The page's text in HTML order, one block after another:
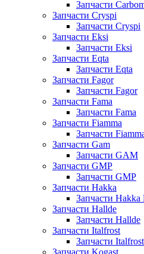
Запчасти
Запчасти Cryspi
Запчасти Cryspi
Запчасти Eksi
Запчасти Eksi
Запчасти Eqta
Запчасти Eqta
Запчасти Fagor
Запчасти Fagor
Запчасти Fama
Запчасти Fama
Запчасти Fiamma
Запчасти
Запчасти Gam
Запчасти GAM
Запчасти GMP
Запчасти GMP
Запчасти Hakka
Запчасти Hakka
Запчасти Hallde
Запчасти Hallde
Запчасти Italfrost
Запчасти Italfrost
Запчасти Kogast